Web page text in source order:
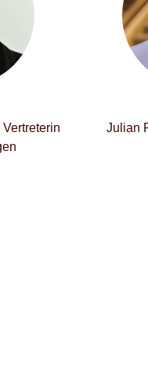
Julian